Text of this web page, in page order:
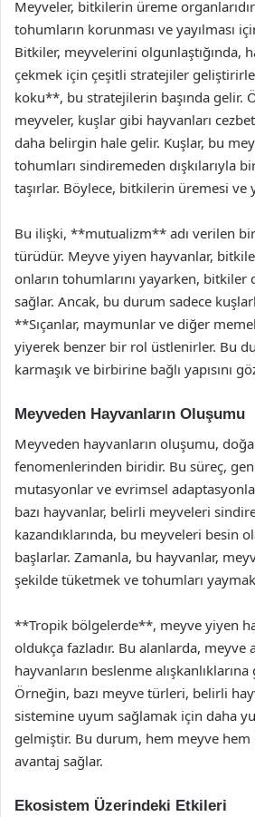
Meyveler, bitkilerin üreme
tohumların korunması ve yayılması
Bitkiler, meyvelerini olgunlaştığında,
çekmek için çeşitli stratejiler
koku**, bu stratejilerin başında gelir.
meyveler, kuşlar gibi hayvanları
daha belirgin hale gelir. Kuşlar, bu
tohumları sindiremeden dışkılarıyla
taşırlar. Böylece, bitkilerin üremesi ve
Bu ilişki, **mutualizm** adı verilen
türüdür. Meyve yiyen hayvanlar,
onların tohumlarını yayarken, bitkiler
sağlar. Ancak, bu durum sadece
**Sıçanlar, maymunlar ve diğer
yiyerek benzer bir rol üstlenirler. Bu
karmaşık ve birbirine bağlı yapısını
Meyveden Hayvanların Oluşumu
Meyveden hayvanların oluşumu,
fenomenlerinden biridir. Bu süreç,
mutasyonlar ve evrimsel
bazı hayvanlar, belirli meyveleri
kazandıklarında, bu meyveleri besin
başlarlar. Zamanla, bu hayvanlar,
şekilde tüketmek ve tohumları
**Tropik bölgelerde**, meyve yiyen
oldukça fazladır. Bu alanlarda, meyve
hayvanların beslenme
Örneğin, bazı meyve türleri, belirli
sistemine uyum sağlamak için daha
gelmiştir. Bu durum, hem meyve hem
avantaj sağlar.
Ekosistem Üzerindeki Etkileri